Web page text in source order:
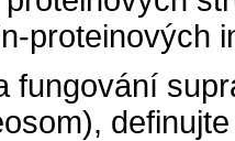
proteinových
fungování